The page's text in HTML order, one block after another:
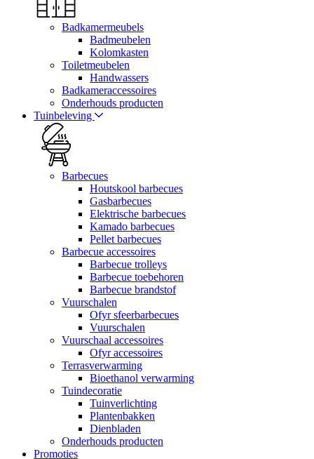
Badkamermeubels
Badmeubelen
Kolomkasten
Toiletmeubelen
Handwassers
Badkameraccessoires
Onderhouds producten
Tuinbeleving
Barbecues
Houtskool barbecues
Gasbarbecues
Elektrische barbecues
Kamado barbecues
Pellet barbecues
Barbecue accessoires
Barbecue trolleys
Barbecue toebehoren
Barbecue brandstof
Vuurschalen
Ofyr sfeerbarbecues
Vuurschalen
Vuurschaal accessoires
Ofyr accessoires
Terrasverwarming
Bioethanol verwarming
Tuindecoratie
Tuinverlichting
Plantenbakken
Dienbladen
Onderhouds producten
Promoties